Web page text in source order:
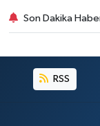
Son Dakika
RSS